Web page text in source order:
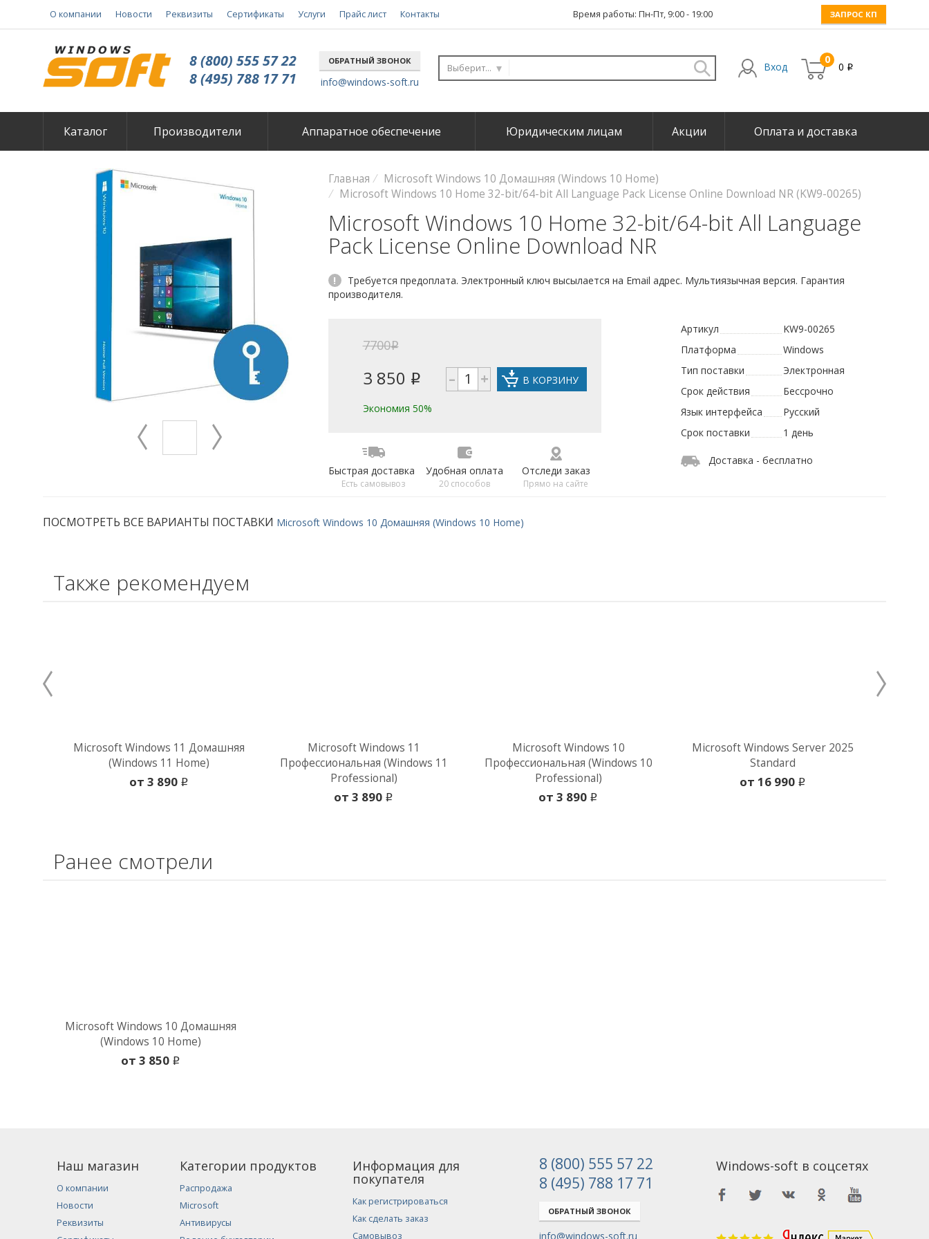
О компании Новости Реквизиты Сертификаты Услуги Прайс лист Контакты Время работы: Пн-Пт, 9:00 - 19:00 ЗАПРОС КП
8 (800) 555 57 22
8 (495) 788 17 71
ОБРАТНЫЙ ЗВОНОК
info@windows-soft.ru
Выберите... Вход
0
0 i
Каталог Производители Аппаратное обеспечение Юридическим лицам Акции Оплата и доставка
Главная
Microsoft Windows 10 Домашняя (Windows 10 Home)
Microsoft Windows 10 Home 32-bit/64-bit All Language Pack License Online Download NR (KW9-00265)
Microsoft Windows 10 Home 32-bit/64-bit All Language
Pack License Online Download NR
!
Требуется предоплата. Электронный ключ высылается на Email адрес. Мультиязычная версия. Гарантия
производителя.
7700i
3 850 i
Экономия 50%
– + В КОРЗИНУ
Быстрая доставка
Есть самовывоз
Удобная оплата
20 способов
Отследи заказ
Прямо на сайте
Артикул
KW9-00265
Платформа
Windows
Тип поставки
Электронная
Срок действия
Бессрочно
Язык интерфейса
Русский
Срок поставки
1 день
Доставка - бесплатно
ПОСМОТРЕТЬ ВСЕ ВАРИАНТЫ ПОСТАВКИ Microsoft Windows 10 Домашняя (Windows 10 Home)
Также рекомендуем
Microsoft Windows 11 Домашняя
(Windows 11 Home)
oт 3 890 i
Microsoft Windows 11
Профессиональная (Windows 11
Professional)
oт 3 890 i
Microsoft Windows 10
Профессиональная (Windows 10
Professional)
oт 3 890 i
Microsoft Windows Server 2025
Standard
oт 16 990 i
Ранее смотрели
Microsoft Windows 10 Домашняя
(Windows 10 Home)
oт 3 850 i
Наш магазин
О компании
Новости
Реквизиты
Категории продуктов
Распродажа
Microsoft
Антивирусы
Информация для
покупателя
Как регистрироваться
Как сделать заказ
Самовывоз
8 (800) 555 57 22
8 (495) 788 17 71
ОБРАТНЫЙ ЗВОНОК
info@windows-soft.ru
Windows-soft в соцсетях